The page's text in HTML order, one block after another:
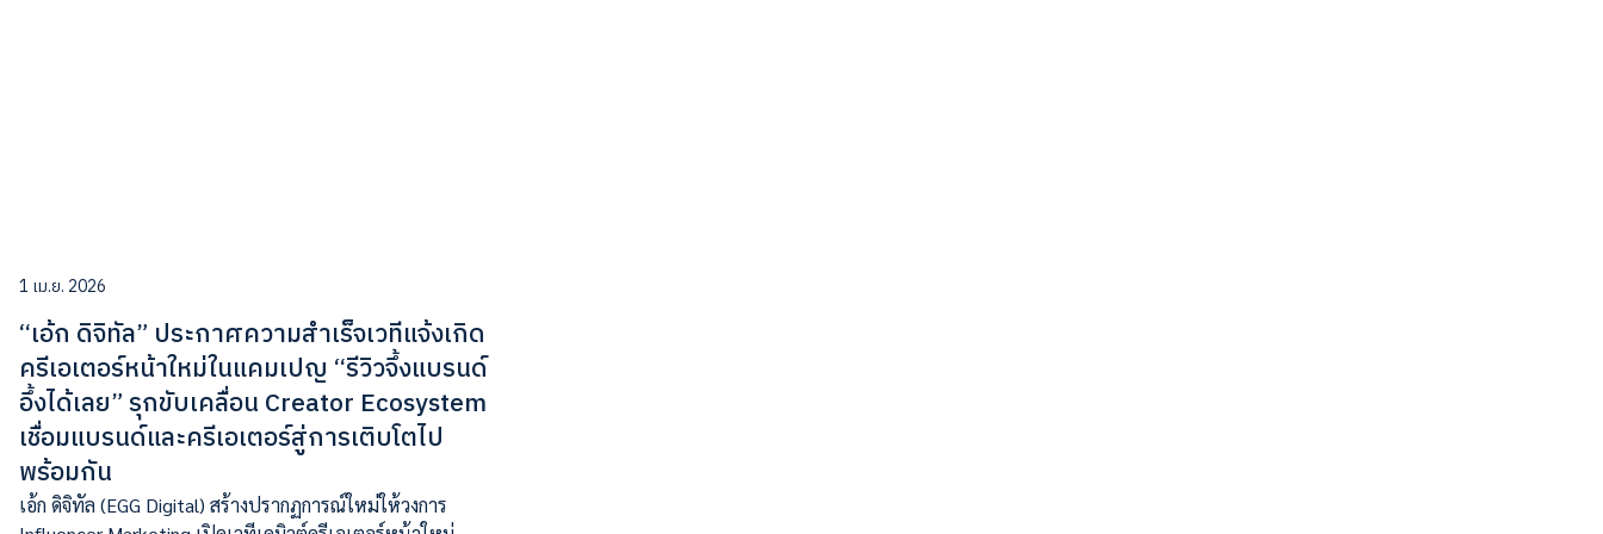
1 เม.ย. 2026
“เอ้ก ดิจิทัล” ประกาศความสำเร็จเวทีแจ้งเกิด
ครีเอเตอร์หน้าใหม่ในแคมเปญ “รีวิวจึ้งแบรนด์
อึ้งได้เลย” รุกขับเคลื่อน Creator Ecosystem
เชื่อมแบรนด์และครีเอเตอร์สู่การเติบโตไป
พร้อมกัน
เอ้ก ดิจิทัล (EGG Digital) สร้างปรากฏการณ์ใหม่ให้วงการ